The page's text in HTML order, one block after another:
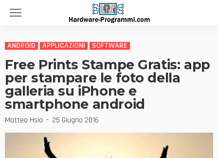
ANDROID APPLICAZIONI SOFTWARE
Free Prints Stampe Gratis: app
per stampare le foto della
galleria su iPhone e
smartphone android
Matteo Hsia 25 Giugno 2016